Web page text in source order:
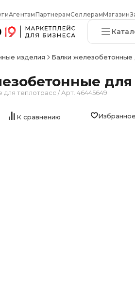
АгентамПартнерамСеллерамМагазин
изделия Балки железобетонные
для
теплотрасс /Арт. 46445649
К сравнению Избранное